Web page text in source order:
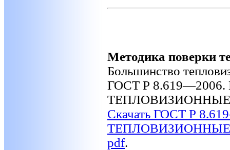
Методика поверки
Большинство
ГОСТ Р
Скачать ГОСТ Р
ТЕПЛОВИЗИОННЫЕ
pdf.